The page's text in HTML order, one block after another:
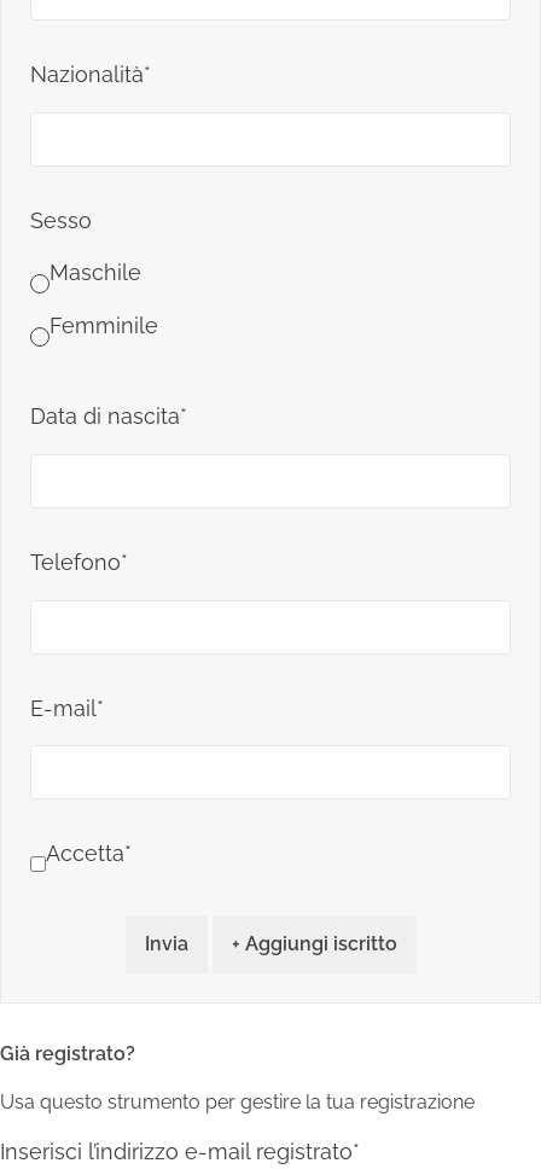
Nazionalità*
Sesso
Maschile
Femminile
Data di nascita*
Telefono*
E-mail*
Accetta*
Invia + Aggiungi iscritto
Già registrato?
Usa questo strumento per gestire la tua registrazione
Inserisci l’indirizzo e-mail registrato*